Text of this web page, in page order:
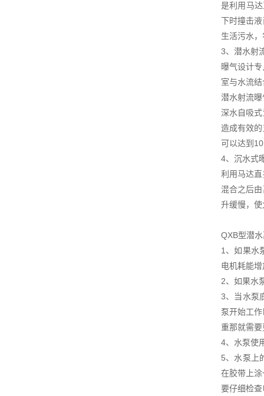
是利用马
下时撞击
生活污水
3、潜水射
曝气设计
室与水流
潜水射流
深水自吸
造成有效
可以达到
4、沉水式
利用马达
混合之后
升缓慢，
QXB型潜
1、如果水
电机耗能
2、如果水
3、当水泵
泵开始工
重那就需
4、水泵使
5、水泵上
在胶带上
要仔细检